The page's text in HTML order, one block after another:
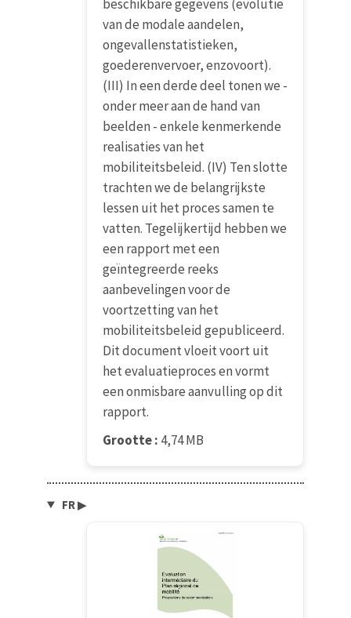
beschikbare gegevens (evolutie
van de modale aandelen,
ongevallenstatistieken,
goederenvervoer, enzovoort).
(III) In een derde deel tonen we -
onder meer aan de hand van
beelden - enkele kenmerkende
realisaties van het
mobiliteitsbeleid. (IV) Ten slotte
trachten we de belangrijkste
lessen uit het proces samen te
vatten. Tegelijkertijd hebben we
een rapport met een
geïntegreerde reeks
aanbevelingen voor de
voortzetting van het
mobiliteitsbeleid gepubliceerd.
Dit document vloeit voort uit
het evaluatieproces en vormt
een onmisbare aanvulling op dit
rapport.
Grootte : 4,74 MB
FR▶